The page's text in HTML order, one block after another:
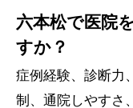
六本松で医院
すか？
症例経験、診断力
制、通院しやすさ